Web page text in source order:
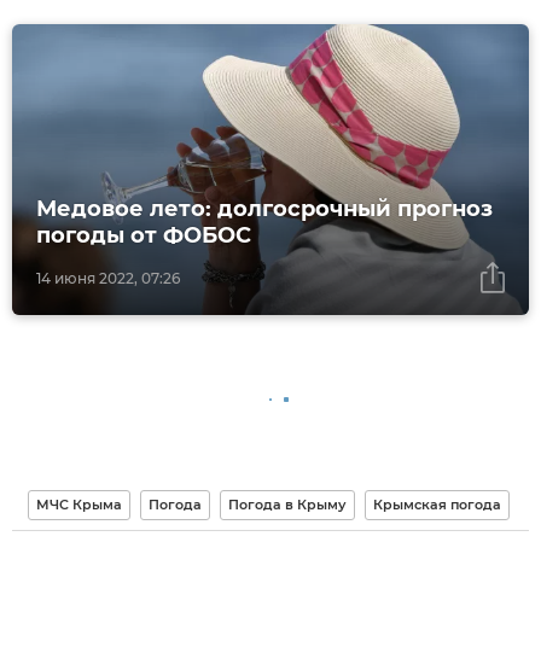
14 июня 2022, 07:26
Медовое лето: долгосрочный прогноз
погоды от ФОБОС
МЧС Крыма Погода Погода в Крыму Крымская погода